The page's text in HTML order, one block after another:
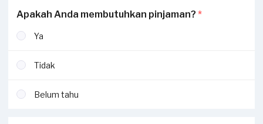
Apakah Anda membutuhkan pinjaman? *
Ya
Tidak
Belum tahu